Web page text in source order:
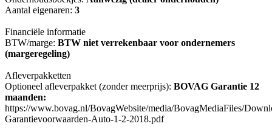
Aantal eigenaren: 3
Financiële informatie
BTW/marge: BTW niet verrekenbaar voor ondernemers
(margeregeling)
Afleverpakketten
Optioneel afleverpakket (zonder meerprijs): BOVAG Garantie 12
maanden:
https://www.bovag.nl/BovagWebsite/media/BovagMediaFiles/
Garantievoorwaarden-Auto-1-2-2018.pdf